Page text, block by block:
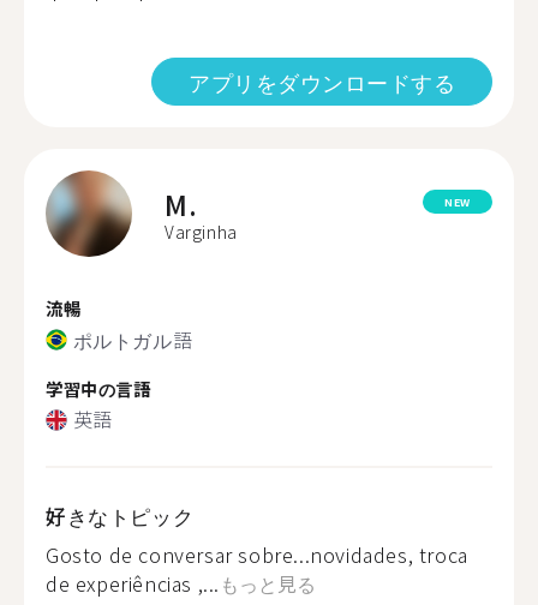
アプリをダウンロードする
M.
Varginha
NEW
流暢
ポルトガル語
学習中の言語
英語
好きなトピック
Gosto de conversar sobre...novidades, troca
de experiências ,... もっと見る